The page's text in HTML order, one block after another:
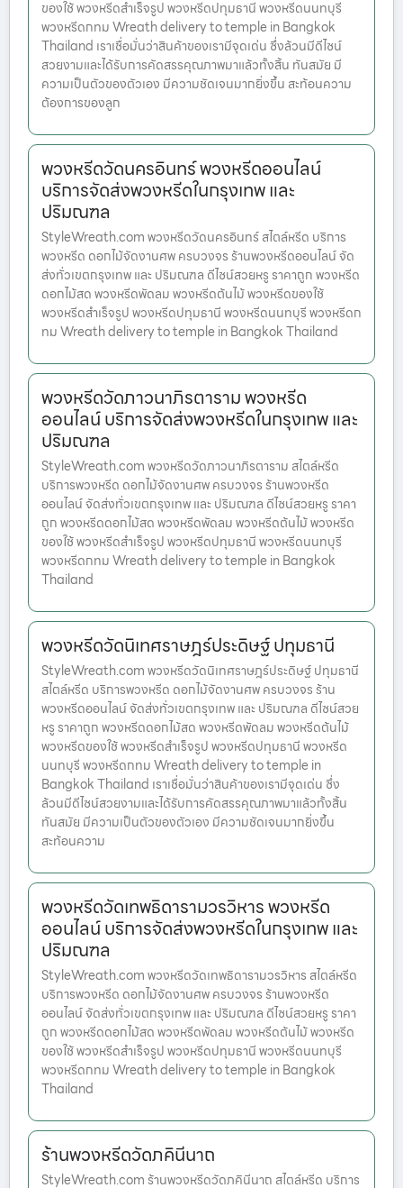
ของใช้ พวงหรีดสำเร็จรูป พวงหรีดปทุมธานี พวงหรีดนนทบุรี
พวงหรีดกทม Wreath delivery to temple in Bangkok
Thailand เราเชื่อมั่นว่าสินค้าของเรามีจุดเด่น ซึ่งล้วนมีดีไซน์
สวยงามและได้รับการคัดสรรคุณภาพมาแล้วทั้งสิ้น ทันสมัย มี
ความเป็นตัวของตัวเอง มีความชัดเจนมากยิ่งขึ้น สะท้อนความ
ต้องการของลูก
พวงหรีดวัดนครอินทร์ พวงหรีดออนไลน์
บริการจัดส่งพวงหรีดในกรุงเทพ และ
ปริมณฑล
StyleWreath.com พวงหรีดวัดนครอินทร์ สไตล์หรีด บริการ
พวงหรีด ดอกไม้จัดงานศพ ครบวงจร ร้านพวงหรีดออนไลน์ จัด
ส่งทั่วเขตกรุงเทพ และ ปริมณฑล ดีไซน์สวยหรู ราคาถูก พวงหรีด
ดอกไม้สด พวงหรีดพัดลม พวงหรีดต้นไม้ พวงหรีดของใช้
พวงหรีดสำเร็จรูป พวงหรีดปทุมธานี พวงหรีดนนทบุรี พวงหรีดก
ทม Wreath delivery to temple in Bangkok Thailand
พวงหรีดวัดภาวนาภิรตาราม พวงหรีด
ออนไลน์ บริการจัดส่งพวงหรีดในกรุงเทพ และ
ปริมณฑล
StyleWreath.com พวงหรีดวัดภาวนาภิรตาราม สไตล์หรีด
บริการพวงหรีด ดอกไม้จัดงานศพ ครบวงจร ร้านพวงหรีด
ออนไลน์ จัดส่งทั่วเขตกรุงเทพ และ ปริมณฑล ดีไซน์สวยหรู ราคา
ถูก พวงหรีดดอกไม้สด พวงหรีดพัดลม พวงหรีดต้นไม้ พวงหรีด
ของใช้ พวงหรีดสำเร็จรูป พวงหรีดปทุมธานี พวงหรีดนนทบุรี
พวงหรีดกทม Wreath delivery to temple in Bangkok
Thailand
พวงหรีดวัดนิเทศราษฎร์ประดิษฐ์ ปทุมธานี
StyleWreath.com พวงหรีดวัดนิเทศราษฎร์ประดิษฐ์ ปทุมธานี
สไตล์หรีด บริการพวงหรีด ดอกไม้จัดงานศพ ครบวงจร ร้าน
พวงหรีดออนไลน์ จัดส่งทั่วเขตกรุงเทพ และ ปริมณฑล ดีไซน์สวย
หรู ราคาถูก พวงหรีดดอกไม้สด พวงหรีดพัดลม พวงหรีดต้นไม้
พวงหรีดของใช้ พวงหรีดสำเร็จรูป พวงหรีดปทุมธานี พวงหรีด
นนทบุรี พวงหรีดกทม Wreath delivery to temple in
Bangkok Thailand เราเชื่อมั่นว่าสินค้าของเรามีจุดเด่น ซึ่ง
ล้วนมีดีไซน์สวยงามและได้รับการคัดสรรคุณภาพมาแล้วทั้งสิ้น
ทันสมัย มีความเป็นตัวของตัวเอง มีความชัดเจนมากยิ่งขึ้น
สะท้อนความ
พวงหรีดวัดเทพธิดารามวรวิหาร พวงหรีด
ออนไลน์ บริการจัดส่งพวงหรีดในกรุงเทพ และ
ปริมณฑล
StyleWreath.com พวงหรีดวัดเทพธิดารามวรวิหาร สไตล์หรีด
บริการพวงหรีด ดอกไม้จัดงานศพ ครบวงจร ร้านพวงหรีด
ออนไลน์ จัดส่งทั่วเขตกรุงเทพ และ ปริมณฑล ดีไซน์สวยหรู ราคา
ถูก พวงหรีดดอกไม้สด พวงหรีดพัดลม พวงหรีดต้นไม้ พวงหรีด
ของใช้ พวงหรีดสำเร็จรูป พวงหรีดปทุมธานี พวงหรีดนนทบุรี
พวงหรีดกทม Wreath delivery to temple in Bangkok
Thailand
ร้านพวงหรีดวัดภคินีนาถ
StyleWreath.com ร้านพวงหรีดวัดภคินีนาถ สไตล์หรีด บริการ